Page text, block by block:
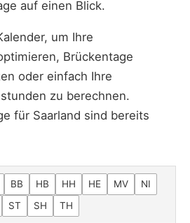
auf einen Blick.
um Ihre
Brückentage
oder einfach Ihre
zu berechnen.
für Saarland sind bereits
BB HB HH HE MV
NI
ST SH TH